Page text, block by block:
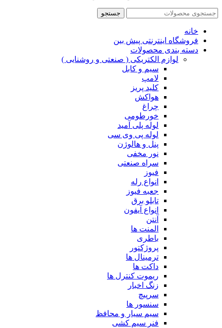
جستجو
خانه
فروشگاه اینترنتی پیش بین
دسته بندی محصولات
لوازم الکتریکی ( صنعتی و روشنایی )
سیم و کابل
لامپ
کلید پریز
هواکش
چراغ
خورطومی
لوله پلی آمید
لوله پی وی سی
پنل و هالوژن
نور مخفی
سراه صنعتی
فیوز
انواع رله
جعبه فیوز
تابلو برق
انواع آیفون
آنتن
المنت ها
باطری
پروژکتور
ترمینال ها
داکت ها
ریموت کنترل ها
زنگ اخبار
سرپیچ
سنسور ها
سیم سیار و محافظ
فنر سیم کشی